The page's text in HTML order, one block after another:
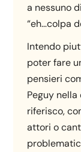
a nessuno
“eh…colpa
Intendo
poter fare
pensieri
Peguy
riferisco,
attori o